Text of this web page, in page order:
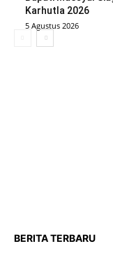
Karhutla 2026
5 Agustus 2026
BERITA TERBARU